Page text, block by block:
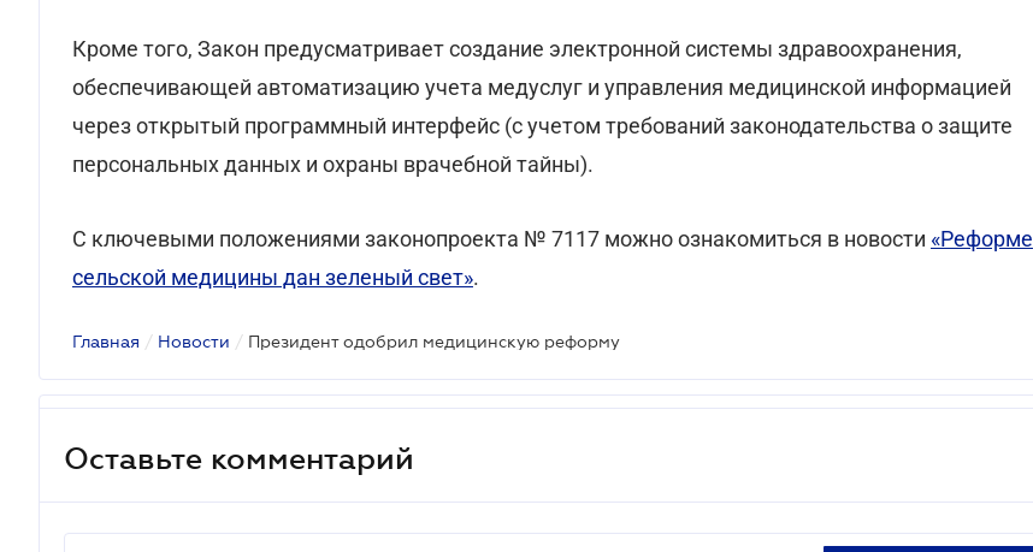
Кроме того, Закон предусматривает создание электронной системы здравоохранения,
обеспечивающей автоматизацию учета медуслуг и управления медицинской информацией
через открытый программный интерфейс (с учетом требований законодательства о защите
персональных данных и охраны врачебной тайны).
С ключевыми положениями законопроекта № 7117 можно ознакомиться в новости «Реформе
сельской медицины дан зеленый свет».
Главная / Новости / Президент одобрил медицинскую реформу
Оставьте комментарий